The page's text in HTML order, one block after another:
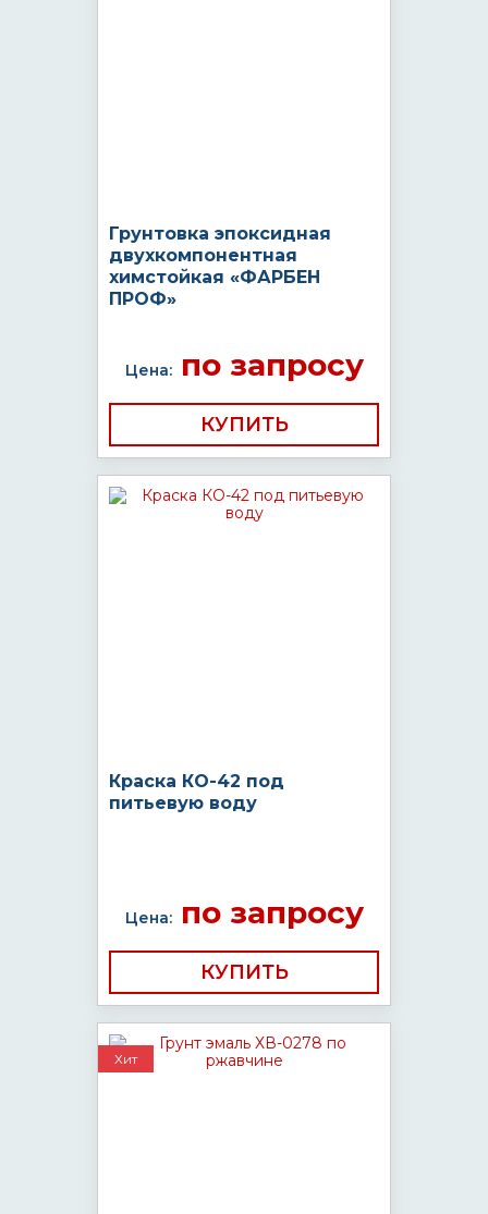
Грунтовка эпоксидная
двухкомпонентная
химстойкая «ФАРБЕН
ПРОФ»
Цена:по запросу
КУПИТЬ
Краска КО-42 под
питьевую воду
Цена:по запросу
КУПИТЬ
Хит